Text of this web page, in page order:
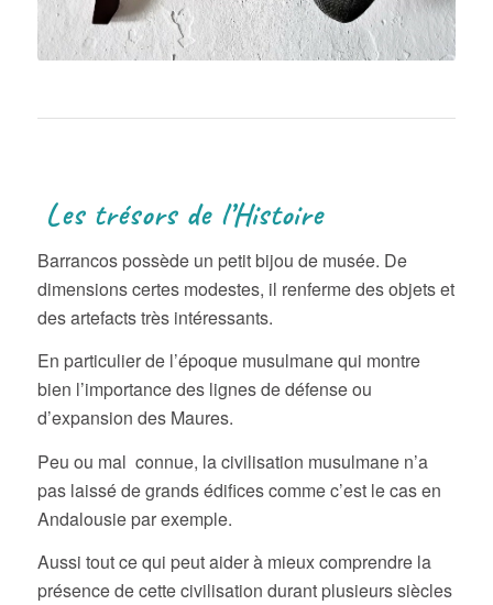
Les trésors de l’Histoire
Barrancos possède un petit bijou de musée. De
dimensions certes modestes, il renferme des objets et
des artefacts très intéressants.
En particulier de l’époque musulmane qui montre
bien l’importance des lignes de défense ou
d’expansion des Maures.
Peu ou mal connue, la civilisation musulmane n’a
pas laissé de grands édifices comme c’est le cas en
Andalousie par exemple.
Aussi tout ce qui peut aider à mieux comprendre la
présence de cette civilisation durant plusieurs siècles